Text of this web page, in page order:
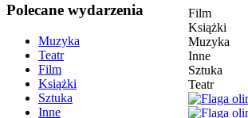
Polecane wydarzenia
Muzyka
Teatr
Film
Książki
Sztuka
Inne
Film
Książki
Muzyka
Inne
Sztuka
Teatr